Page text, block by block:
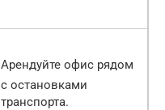
Арендуйте офис рядом
с остановками
транспорта.